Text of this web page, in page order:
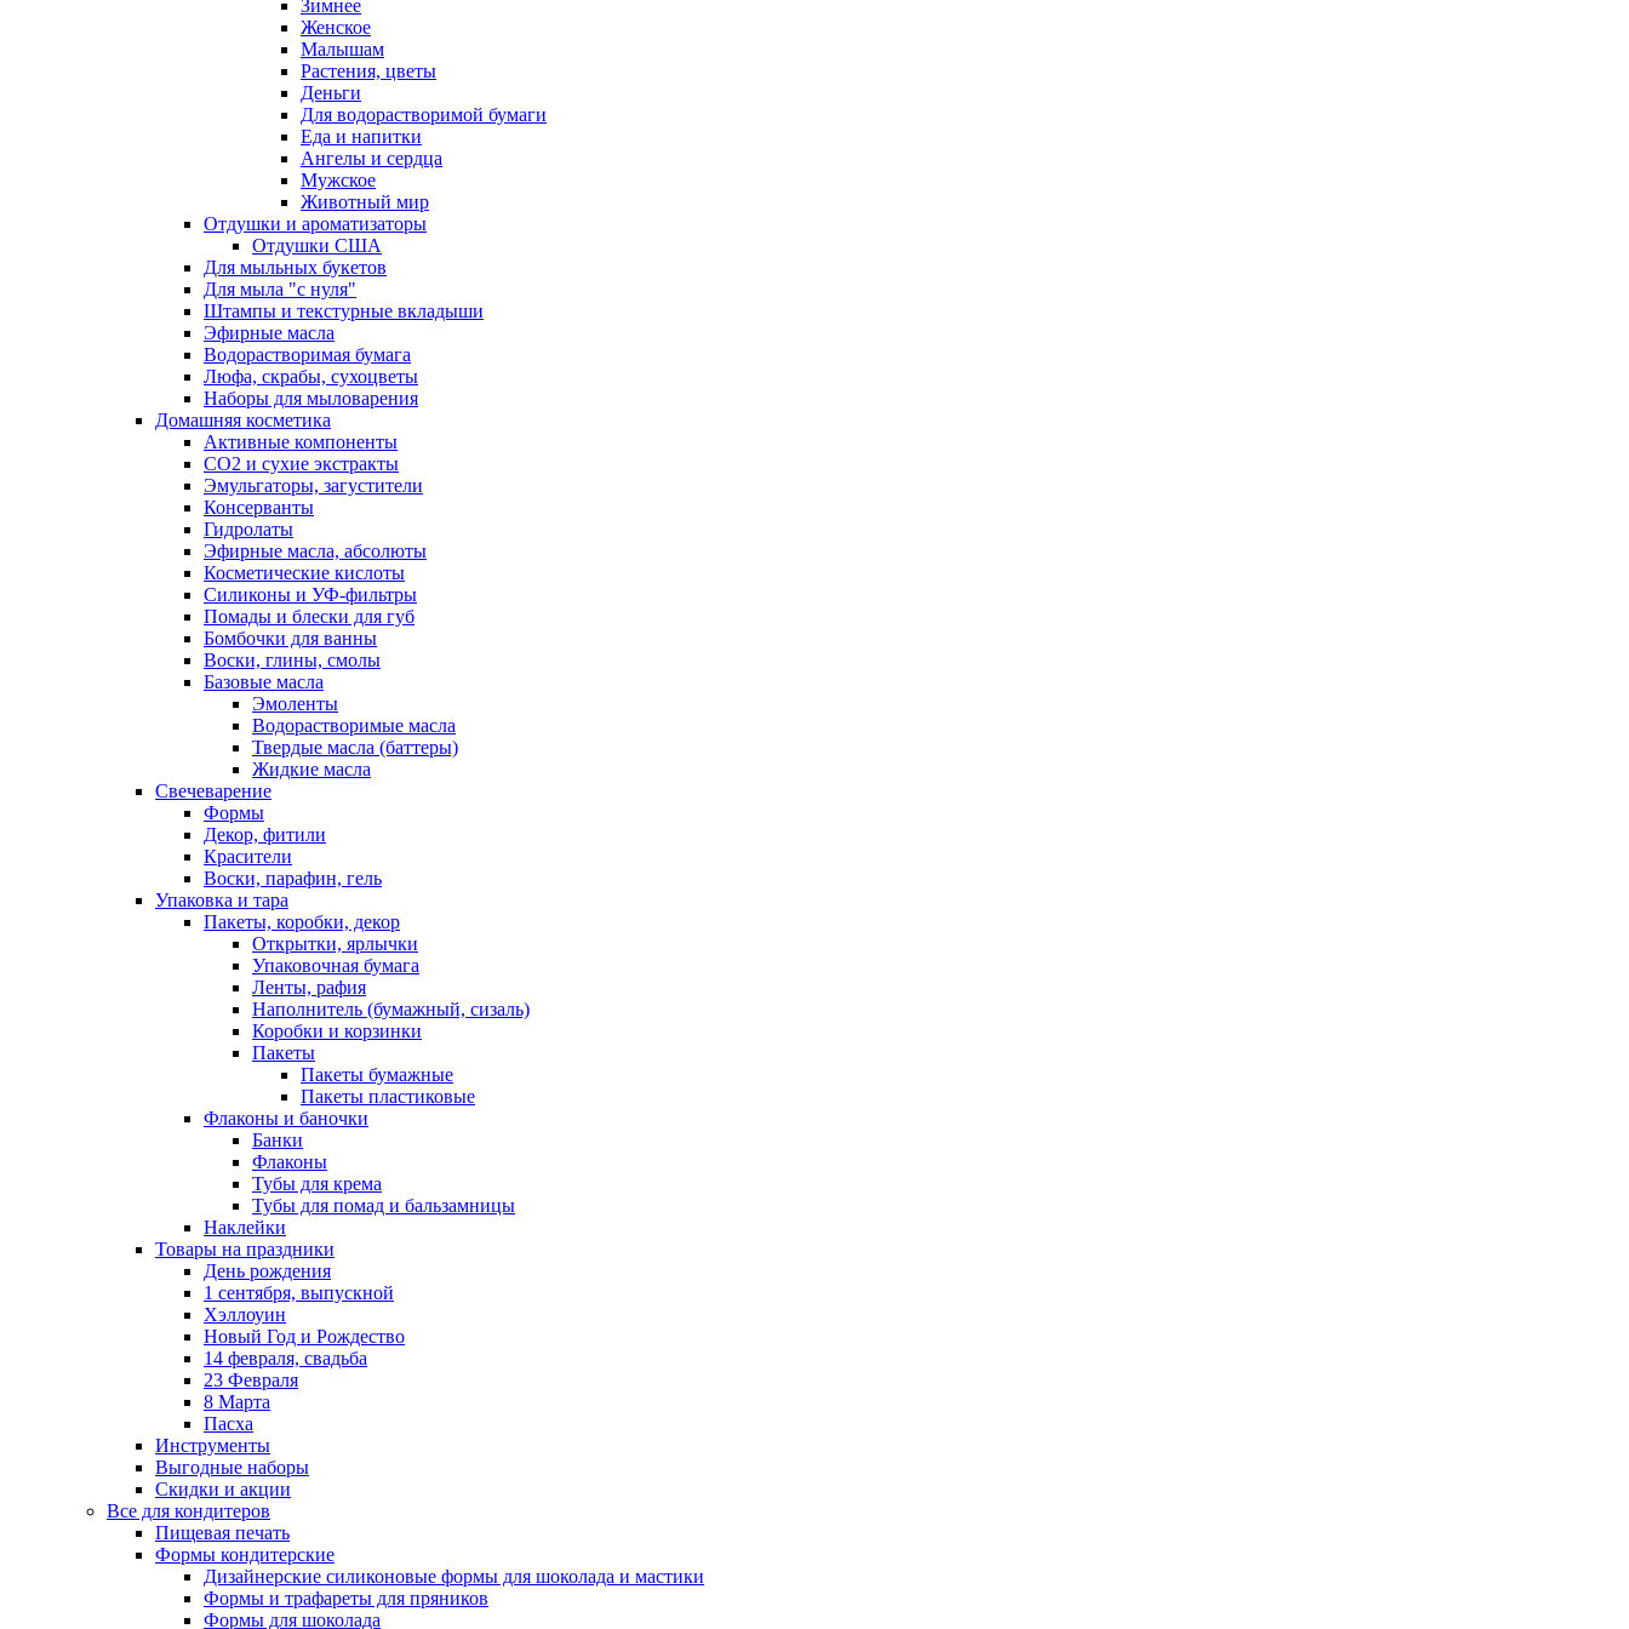
Зимнее
Женское
Малышам
Растения, цветы
Деньги
Для водорастворимой бумаги
Еда и напитки
Ангелы и сердца
Мужское
Животный мир
Отдушки и ароматизаторы
Отдушки США
Для мыльных букетов
Для мыла "с нуля"
Штампы и текстурные вкладыши
Эфирные масла
Водорастворимая бумага
Люфа, скрабы, сухоцветы
Наборы для мыловарения
Домашняя косметика
Активные компоненты
СО2 и сухие экстракты
Эмульгаторы, загустители
Консерванты
Гидролаты
Эфирные масла, абсолюты
Косметические кислоты
Силиконы и УФ-фильтры
Помады и блески для губ
Бомбочки для ванны
Воски, глины, смолы
Базовые масла
Эмоленты
Водорастворимые масла
Твердые масла (баттеры)
Жидкие масла
Свечеварение
Формы
Декор, фитили
Красители
Воски, парафин, гель
Упаковка и тара
Пакеты, коробки, декор
Открытки, ярлычки
Упаковочная бумага
Ленты, рафия
Наполнитель (бумажный, сизаль)
Коробки и корзинки
Пакеты
Пакеты бумажные
Пакеты пластиковые
Флаконы и баночки
Банки
Флаконы
Тубы для крема
Тубы для помад и бальзамницы
Наклейки
Товары на праздники
День рождения
1 сентября, выпускной
Хэллоуин
Новый Год и Рождество
14 февраля, свадьба
23 Февраля
8 Марта
Пасха
Инструменты
Выгодные наборы
Скидки и акции
Все для кондитеров
Пищевая печать
Формы кондитерские
Дизайнерские силиконовые формы для шоколада и мастики
Формы и трафареты для пряников
Формы для шоколада